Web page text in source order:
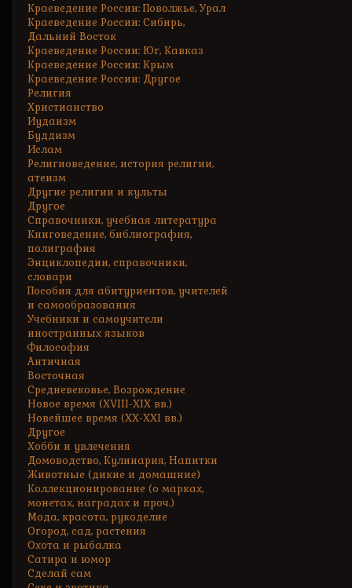
Краеведение России: Поволжье, Урал
Краеведение России: Сибирь,
Дальний Восток
Краеведение России: Юг, Кавказ
Краеведение России: Крым
Краеведение России: Другое
Религия
Христианство
Иудаизм
Буддизм
Ислам
Религиоведение, история религии,
атеизм
Другие религии и культы
Другое
Справочники, учебная литература
Книговедение, библиография,
полиграфия
Энциклопедии, справочники,
словари
Пособия для абитуриентов, учителей
и самообразования
Учебники и самоучители
иностранных языков
Философия
Античная
Восточная
Средневековье, Возрождение
Новое время (XVIII-XIX вв.)
Новейшее время (XX-XXI вв.)
Другое
Хобби и увлечения
Домоводство, Кулинария, Напитки
Животные (дикие и домашние)
Коллекционирование (о марках,
монетах, наградах и проч.)
Мода, красота, рукоделие
Огород, сад, растения
Охота и рыбалка
Сатира и юмор
Сделай сам